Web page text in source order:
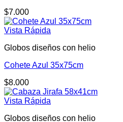
$7.000
Vista Rápida
Globos diseños con helio
Cohete Azul 35x75cm
$8.000
Vista Rápida
Globos diseños con helio